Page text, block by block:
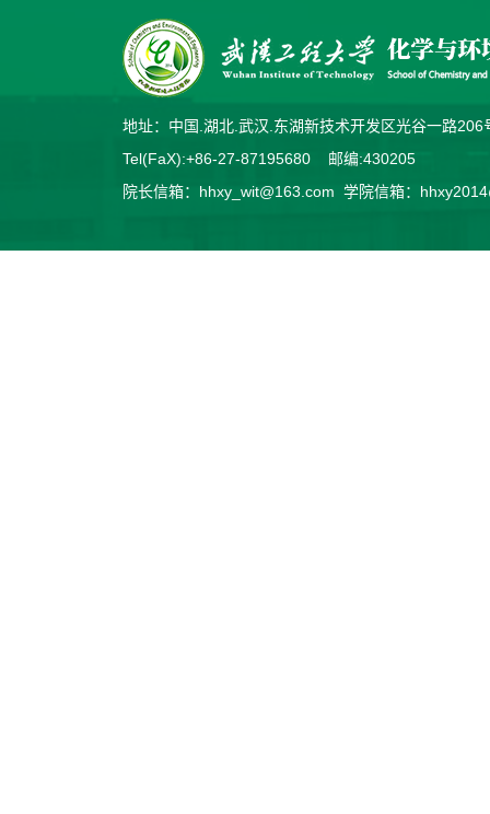
地址：中国.湖北.武汉.东湖新技术开发区光谷一路
Tel(FaX):+86-27-87195680 邮编:430205
院长信箱：hhxy_wit@163.com 学院信箱：